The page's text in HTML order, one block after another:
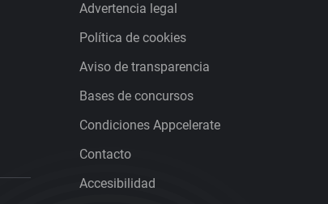
Advertencia legal
Política de cookies
Aviso de transparencia
Bases de concursos
Condiciones Appcelerate
Contacto
Accesibilidad